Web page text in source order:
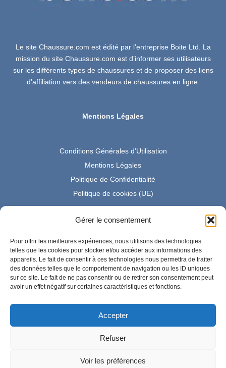
Gérer le consentement
Pour offrir les meilleures expériences, nous utilisons des technologies
telles que les cookies pour stocker et/ou accéder aux informations des
appareils. Le fait de consentir à ces technologies nous permettra de traiter
des données telles que le comportement de navigation ou les ID uniques
sur ce site. Le fait de ne pas consentir ou de retirer son consentement peut
avoir un effet négatif sur certaines caractéristiques et fonctions.
Accepter
Refuser
Voir les préférences
Le site Chaussure.com est édité par l’entreprise Boite Ltd. La
mission du site Chaussure.com est d’informer ses utilisateurs
sur les différents types de chaussures et de proposer des liens
d’affiliation vers des vendeurs de chaussures en ligne.
Mentions Légales
Conditions Générales d’Utilisation
Mentions Légales
Politique de Confidentialité
Politique de cookies (UE)
En tant que Partenaire Amazon, je réalise un bénéfice sur les
achats remplissant les conditions requises.
Amazon et le logo Amazon sont des marques d'Amazon.com,
Inc. ou de ses sociétés affiliées.